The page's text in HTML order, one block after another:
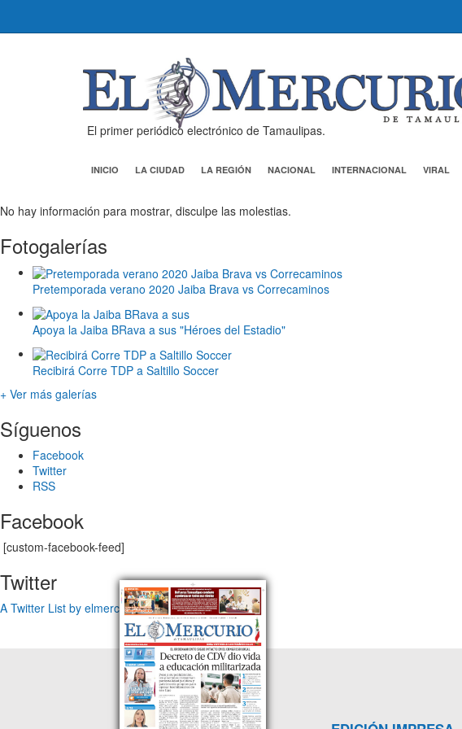
El primer periódico electrónico de Tamaulipas.
INICIO LA CIUDAD LA REGIÓN NACIONAL INTERNACIONAL VIRAL
No hay información para mostrar, disculpe las molestias.
Fotogalerías
Pretemporada verano 2020 Jaiba Brava vs Correcaminos
Apoya la Jaiba BRava a sus "Héroes del Estadio"
Recibirá Corre TDP a Saltillo Soccer
+ Ver más galerías
Síguenos
Facebook
Twitter
RSS
Facebook
[custom-facebook-feed]
Twitter
A Twitter List by elmercuriotam